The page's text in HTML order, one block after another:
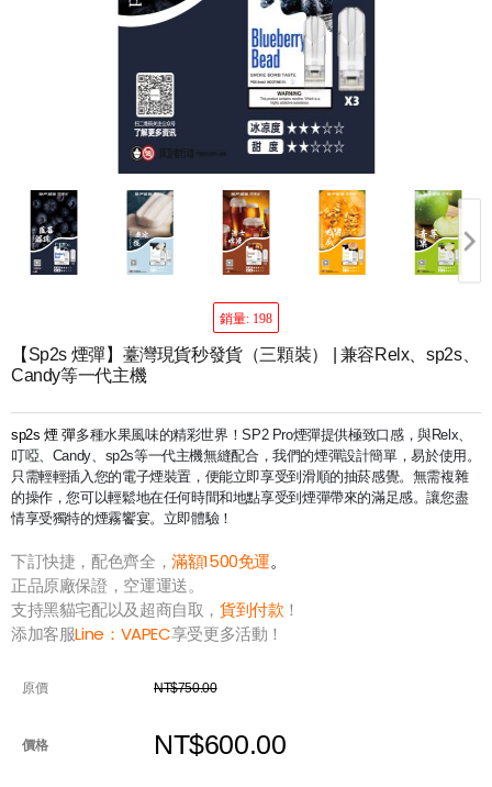
銷量: 198
【Sp2s 煙彈】薹灣現貨秒發貨（三顆裝） | 兼容Relx、sp2s、
Candy等一代主機
sp2s 煙 彈​多種水果風味的精彩世界！SP2 Pro煙彈提供極致口感，與Relx、
叮啞、Candy、sp2s等一代主機無縫配合，我們的煙彈設計簡單，易於使用。
只需輕輕插入您的電子煙裝置，便能立即享受到滑順的抽菸感覺。無需複雜
的操作，您可以輕鬆地在任何時間和地點享受到煙彈帶來的滿足感。讓您盡
情享受獨特的煙霧饗宴。立即體驗！
下訂快捷，配色齊全，滿額1500免運。
正品原廠保證，空運運送。
支持黑貓宅配以及超商自取，貨到付款 ！
添加客服Line： VAPEC享受更多活動！
原價 NT$750.00
價格 NT$600.00